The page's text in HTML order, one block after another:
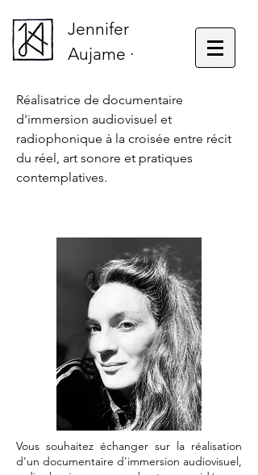
Jennifer
Aujame ·
Réalisatrice de documentaire
d'immersion audiovisuel et
radiophonique à la croisée entre récit
du réel, art sonore et pratiques
contemplatives.
Vous souhaitez échanger sur la réalisation
d'un documentaire d'immersion audiovisuel,